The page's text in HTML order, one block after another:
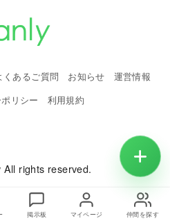
くあるご質問 お知らせ
運営情報
リシー
利用規約
rights reserved.
掲示板 マイページ 仲間を探す